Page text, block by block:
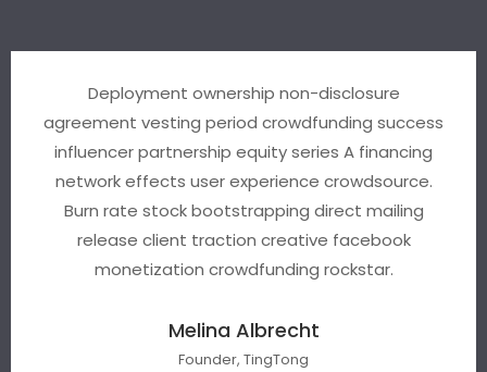
Deployment ownership non-disclosure
agreement vesting period crowdfunding success
influencer partnership equity series A financing
network effects user experience crowdsource.
Burn rate stock bootstrapping direct mailing
release client traction creative facebook
monetization crowdfunding rockstar.
Melina Albrecht
Founder, TingTong